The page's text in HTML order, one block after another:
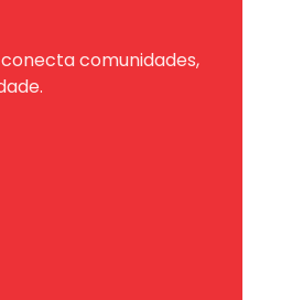
comunidades,